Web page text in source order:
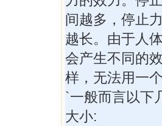
间越多，停止
越长。由于人
会产生不同的
样，无法用一
`一般而言以下
大小: